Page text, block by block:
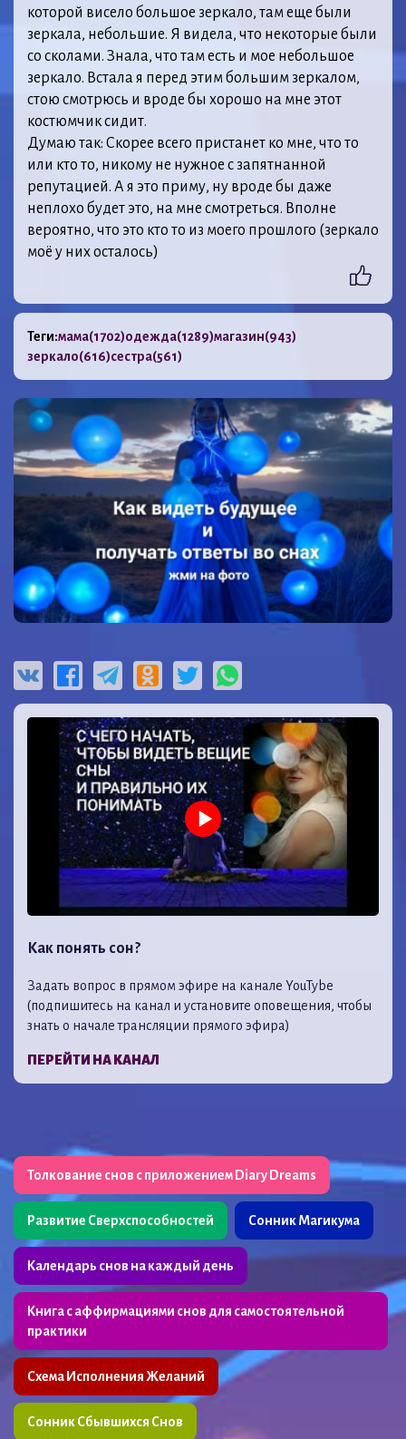
которой висело большое зеркало, там еще были
зеркала, небольшие. Я видела, что некоторые были
со сколами. Знала, что там есть и мое небольшое
зеркало. Встала я перед этим большим зеркалом,
стою смотрюсь и вроде бы хорошо на мне этот
костюмчик сидит.
Думаю так: Скорее всего пристанет ко мне, что то
или кто то, никому не нужное с запятнанной
репутацией. А я это приму, ну вроде бы даже
неплохо будет это, на мне смотреться. Вполне
вероятно, что это кто то из моего прошлого (зеркало
моё у них осталось)
Теги:мама(1702)одежда(1289)магазин(943)
зеркало(616)сестра(561)
Как понять сон?
Задать вопрос в прямом эфире на канале YouTybe
(подпишитесь на канал и установите оповещения, чтобы
знать о начале трансляции прямого эфира)
ПЕРЕЙТИ НА КАНАЛ
Толкование снов с приложением Diary Dreams
Развитие Сверхспособностей Сонник Магикума
Календарь снов на каждый день
Книга с аффирмациями снов для самостоятельной
практики
Схема Исполнения Желаний
Сонник Сбывшихся Снов